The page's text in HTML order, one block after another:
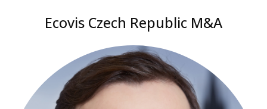
Ecovis Czech Republic M&A